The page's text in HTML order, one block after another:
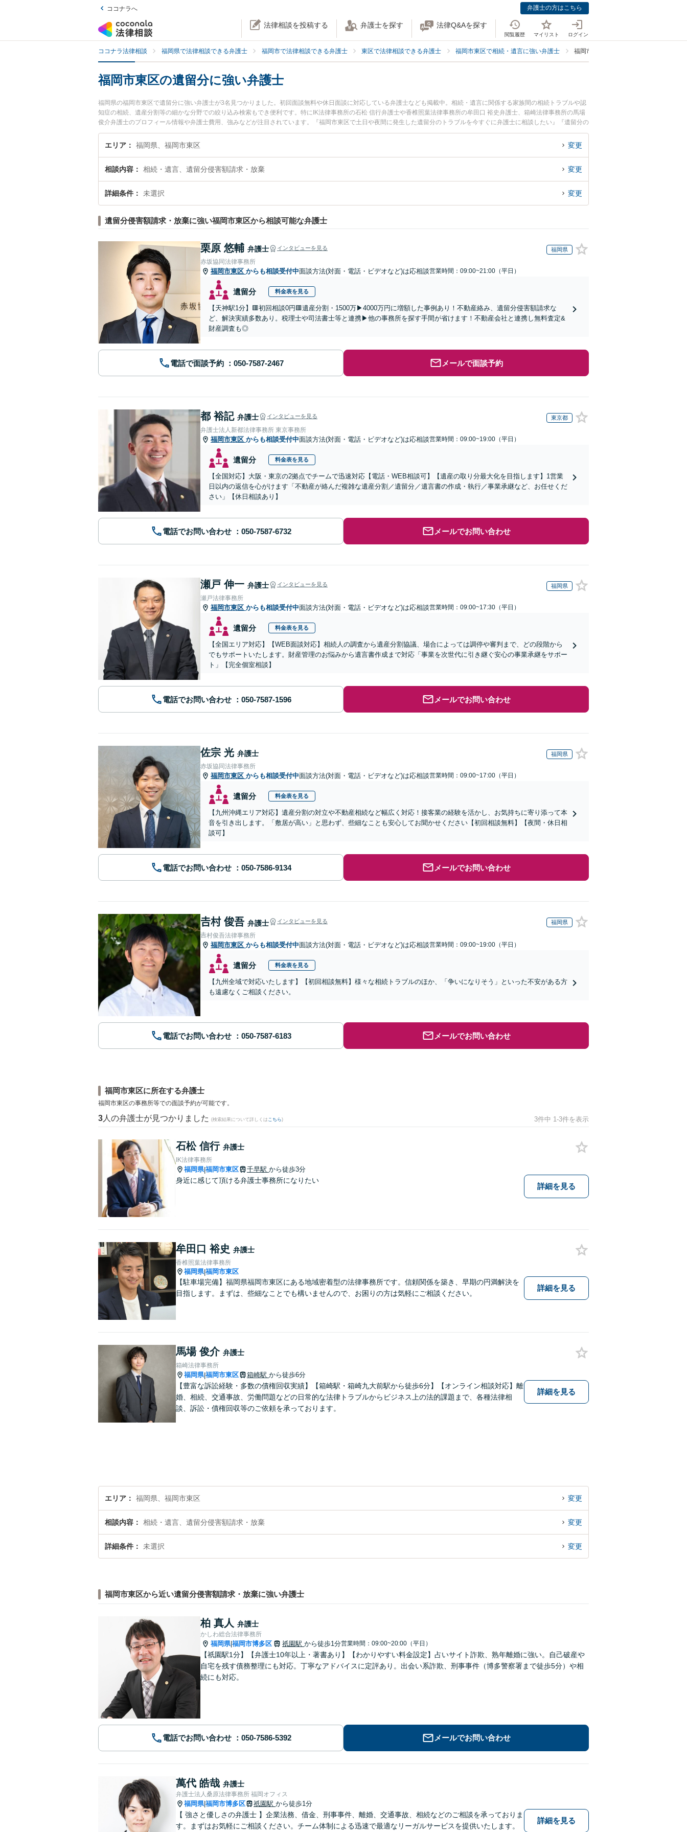
ココナラへ 弁護士の方はこちら
法律相談を投稿する 弁護士を探す 法律Q&Aを探す
閲覧履歴 マイリスト ログイン
ココナラ法律相談 福岡県で法律相談できる弁護士 福岡市で法律相談できる弁護士 東区で法律相談できる弁護士 福岡市東区で相続・遺言に強い弁護士 福岡市東区で遺留分侵害額請求・放棄に
福岡市東区の遺留分に強い弁護士
福岡県の福岡市東区で遺留分に強い弁護士が3名見つかりました。初回面談無料や休日面談に対応している弁護士なども掲載中。相続・遺言に関係する家族間の相続トラブルや認
知症の相続、遺産分割等の細かな分野での絞り込み検索もでき便利です。特にIK法律事務所の石松 信行弁護士や香椎照葉法律事務所の牟田口 裕史弁護士、箱崎法律事務所の馬場
俊介弁護士のプロフィール情報や弁護士費用、強みなどが注目されています。『福岡市東区で土日や夜間に発生した遺留分のトラブルを今すぐに弁護士に相談したい』『遺留分の
トラブル解決の実績豊富な近くの弁護士を検索したい』『初回相談無料で遺留分を法律相談できる福岡市東区内の弁護士に相談予約したい』などでお困りの相談者さんにおすすめ
です。
エリア 福岡県、福岡市東区 変更
相談内容 相続・遺言、遺留分侵害額請求・放棄 変更
詳細条件 未選択 変更
遺留分侵害額請求・放棄に強い福岡市東区から相談可能な弁護士
栗原 悠輔 弁護士 インタビューを見る 福岡県
赤坂協同法律事務所
福岡市東区 からも相談受付中面談方法(対面・電話・ビデオなど)は応相談営業時間：09:00~21:00（平日）
遺留分 料金表を見る
【天神駅1分】🟥初回相談0円🟥遺産分割・1500万▶4000万円に増額した事例あり！不動産絡み、遺留分侵害額請求な
ど、解決実績多数あり。税理士や司法書士等と連携▶他の事務所を探す手間が省けます！不動産会社と連携し無料査定&
財産調査も◎
電話で面談予約 メールで面談予約
都 裕記 弁護士 インタビューを見る 東京都
弁護士法人新都法律事務所 東京事務所
福岡市東区 からも相談受付中面談方法(対面・電話・ビデオなど)は応相談営業時間：09:00~19:00（平日）
遺留分 料金表を見る
【全国対応】大阪・東京の2拠点でチームで迅速対応【電話・WEB相談可】【遺産の取り分最大化を目指します】1営業
日以内の返信を心がけます「不動産が絡んだ複雑な遺産分割／遺留分／遺言書の作成・執行／事業承継など、お任せくだ
さい」【休日相談あり】
電話でお問い合わせ メールでお問い合わせ
瀬戸 伸一 弁護士 インタビューを見る 福岡県
瀬戸法律事務所
福岡市東区 からも相談受付中面談方法(対面・電話・ビデオなど)は応相談営業時間：09:00~17:30（平日）
遺留分 料金表を見る
【全国エリア対応】【WEB面談対応】相続人の調査から遺産分割協議、場合によっては調停や審判まで、どの段階から
でもサポートいたします。財産管理のお悩みから遺言書作成まで対応「事業を次世代に引き継ぐ安心の事業承継をサポー
ト」【完全個室相談】
電話でお問い合わせ メールでお問い合わせ
佐宗 光 弁護士 福岡県
赤坂協同法律事務所
福岡市東区 からも相談受付中面談方法(対面・電話・ビデオなど)は応相談営業時間：09:00~17:00（平日）
遺留分 料金表を見る
【九州沖縄エリア対応】遺産分割の対立や不動産相続など幅広く対応！接客業の経験を活かし、お気持ちに寄り添って本
音を引き出します。「敷居が高い」と思わず、些細なことも安心してお聞かせください【初回相談無料】【夜間・休日相
談可】
電話でお問い合わせ メールでお問い合わせ
𠮷村 俊吾 弁護士 インタビューを見る 福岡県
𠮷村俊吾法律事務所
福岡市東区 からも相談受付中面談方法(対面・電話・ビデオなど)は応相談営業時間：09:00~19:00（平日）
遺留分 料金表を見る
【九州全域で対応いたします】【初回相談無料】様々な相続トラブルのほか、「争いになりそう」といった不安がある方
も遠慮なくご相談ください。
電話でお問い合わせ メールでお問い合わせ
福岡市東区に所在する弁護士
福岡市東区の事務所等での面談予約が可能です。
3 人の弁護士が見つかりました (検索結果について詳しくは こちら) 3件中 1-3件を表示
石松 信行 弁護士
IK法律事務所
福岡県|福岡市東区 千早駅 から徒歩3分
身近に感じて頂ける弁護士事務所になりたい
詳細を見る
牟田口 裕史 弁護士
香椎照葉法律事務所
福岡県|福岡市東区
【駐車場完備】福岡県福岡市東区にある地域密着型の法律事務所です。信頼関係を築き、早期の円満解決を
目指します。まずは、些細なことでも構いませんので、お困りの方は気軽にご相談ください。
詳細を見る
馬場 俊介 弁護士
箱崎法律事務所
福岡県|福岡市東区 箱崎駅 から徒歩6分
【豊富な訴訟経験・多数の債権回収実績】【箱崎駅・箱崎九大前駅から徒歩6分】【オンライン相談対応】離
婚、相続、交通事故、労働問題などの日常的な法律トラブルからビジネス上の法的課題まで、各種法律相
談、訴訟・債権回収等のご依頼を承っております。
詳細を見る
エリア 福岡県、福岡市東区 変更
相談内容 相続・遺言、遺留分侵害額請求・放棄 変更
詳細条件 未選択 変更
福岡市東区から近い遺留分侵害額請求・放棄に強い弁護士
柏 真人 弁護士
かしわ総合法律事務所
福岡県|福岡市博多区 祇園駅 から徒歩1分営業時間：09:00~20:00（平日）
【祇園駅1分】【弁護士10年以上・著書あり】【わかりやすい料金設定】占いサイト詐欺、熟年離婚に強い。自己破産や
自宅を残す債務整理にも対応。丁寧なアドバイスに定評あり。出会い系詐欺、刑事事件（博多警察署まで徒歩5分）や相
続にも対応。
電話でお問い合わせ メールでお問い合わせ
萬代 皓哉 弁護士
弁護士法人桑原法律事務所 福岡オフィス
福岡県|福岡市博多区 祇園駅 から徒歩1分
【 強さと優しさの弁護士 】企業法務、借金、刑事事件、離婚、交通事故、相続などのご相談を承っておりま
す。まずはお気軽にご相談ください。チーム体制による迅速で最適なリーガルサービスを提供いたします。
詳細を見る